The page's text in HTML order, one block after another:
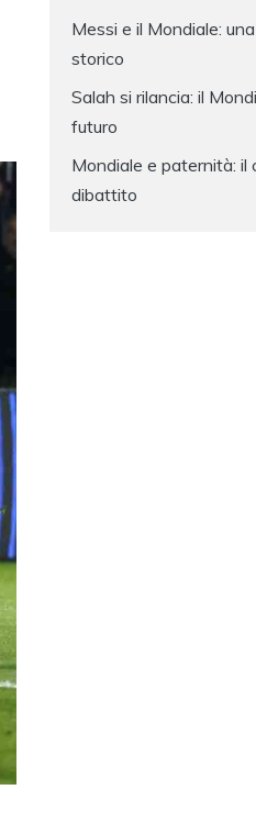
Messi e il Mondiale:
storico
Salah si rilancia: il
futuro
Mondiale e paternità: il
dibattito